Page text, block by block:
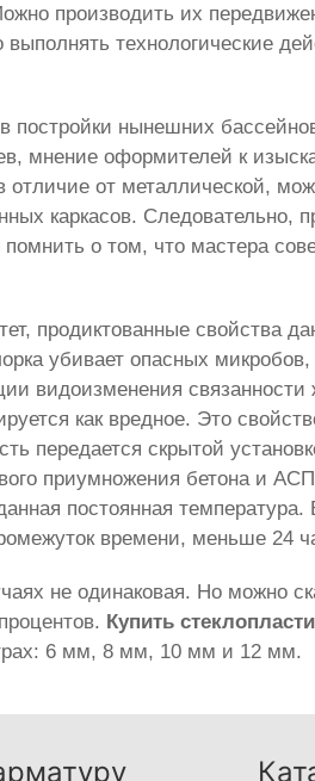
производить их
технологические
нынешних
мнение оформителей к
отличие от металлической,
каркасов. Следовательно,
о том, что мастера
продиктованные свойства
убивает опасных
видоизменения
как вредное. Это
передается скрытой
приумножения бетона и
постоянная
времени, меньше 24
не одинаковая. Но можно
Купить
6 мм, 8 мм, 10 мм и 12 мм.